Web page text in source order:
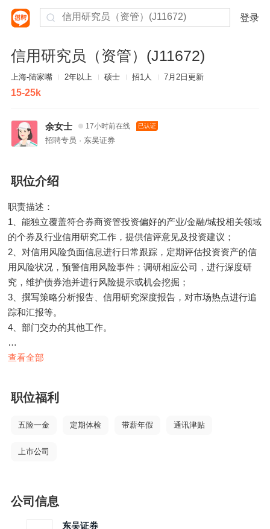
登录
信用研究员（资管）(J11672)
上海-陆家嘴 2年以上 硕士 招1人 7月2日更新
15-25k
余女士 17小时前在线 已认证
招聘专员 · 东吴证券
职位介绍
职责描述：
1、能独立覆盖符合券商资管投资偏好的产业/金融/城投相关领域
的个券及行业信用研究工作，提供信评意见及投资建议；
2、对信用风险负面信息进行日常跟踪，定期评估投资资产的信
用风险状况，预警信用风险事件；调研相应公司，进行深度研
究，维护债券池并进行风险提示或机会挖掘；
3、撰写策略分析报告、信用研究深度报告，对市场热点进行追
踪和汇报等。
4、部门交办的其他工作。
任职要求：
学及工程学基础；
提供1-2篇过往工作期间独立完成的研究报告；
4、有体育锻炼习惯，能独立开展研究工作，工作有激情，具有
抗压能力。
查看全部
职位福利
五险一金 定期体检 带薪年假 通讯津贴
上市公司
公司信息
东吴证券